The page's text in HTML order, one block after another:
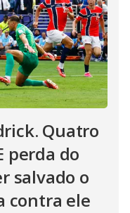
Quatro
perda do
salvado o
contra ele